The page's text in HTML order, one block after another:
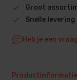
Groot
Snelle levering
Heb je een
Productinformatie